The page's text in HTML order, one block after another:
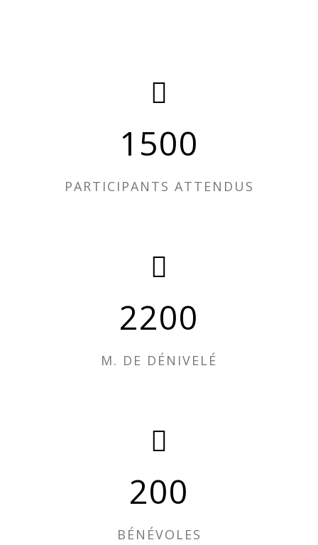
1500
PARTICIPANTS ATTENDUS
2200
M. DE DÉNIVELÉ
200
BÉNÉVOLES